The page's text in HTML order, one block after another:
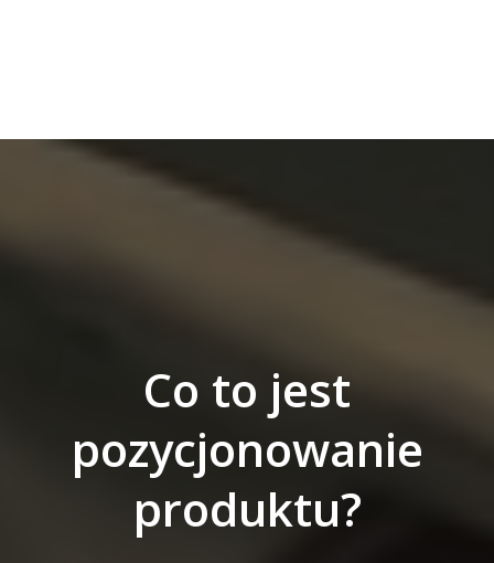
Co to jest
pozycjonowanie
produktu?